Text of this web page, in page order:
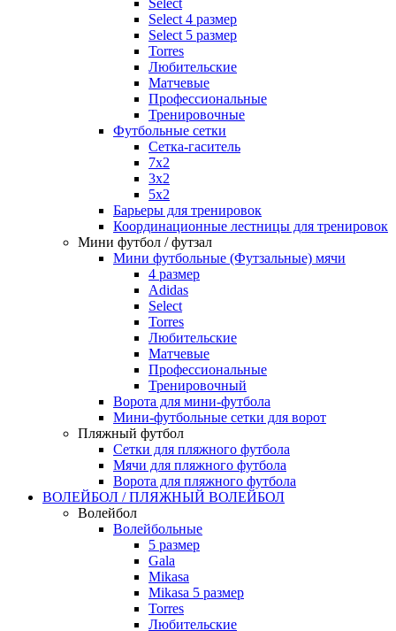
Select
Select 4 размер
Select 5 размер
Torres
Любительские
Матчевые
Профессиональные
Тренировочные
Футбольные сетки
Сетка-гаситель
7x2
3х2
5х2
Барьеры для тренировок
Координационные лестницы для тренировок
Мини футбол / футзал
Мини футбольные (Футзальные) мячи
4 размер
Adidas
Select
Torres
Любительские
Матчевые
Профессиональные
Тренировочный
Ворота для мини-футбола
Мини-футбольные сетки для ворот
Пляжный футбол
Сетки для пляжного футбола
Мячи для пляжного футбола
Ворота для пляжного футбола
ВОЛЕЙБОЛ / ПЛЯЖНЫЙ ВОЛЕЙБОЛ
Волейбол
Волейбольные
5 размер
Gala
Mikasa
Mikasa 5 размер
Torres
Любительские